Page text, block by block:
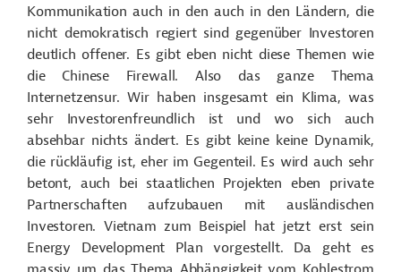
Kommunikation auch in den auch in den Ländern, die
nicht demokratisch regiert sind gegenüber Investoren
deutlich offener. Es gibt eben nicht diese Themen wie
die Chinese Firewall. Also das ganze Thema
Internetzensur. Wir haben insgesamt ein Klima, was
sehr Investorenfreundlich ist und wo sich auch
absehbar nichts ändert. Es gibt keine keine Dynamik,
die rückläufig ist, eher im Gegenteil. Es wird auch sehr
betont, auch bei staatlichen Projekten eben private
Partnerschaften aufzubauen mit ausländischen
Investoren. Vietnam zum Beispiel hat jetzt erst sein
Energy Development Plan vorgestellt. Da geht es